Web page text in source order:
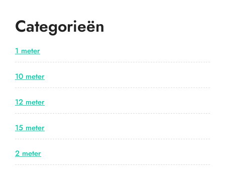
Categorieën
1 meter
10 meter
12 meter
15 meter
2 meter